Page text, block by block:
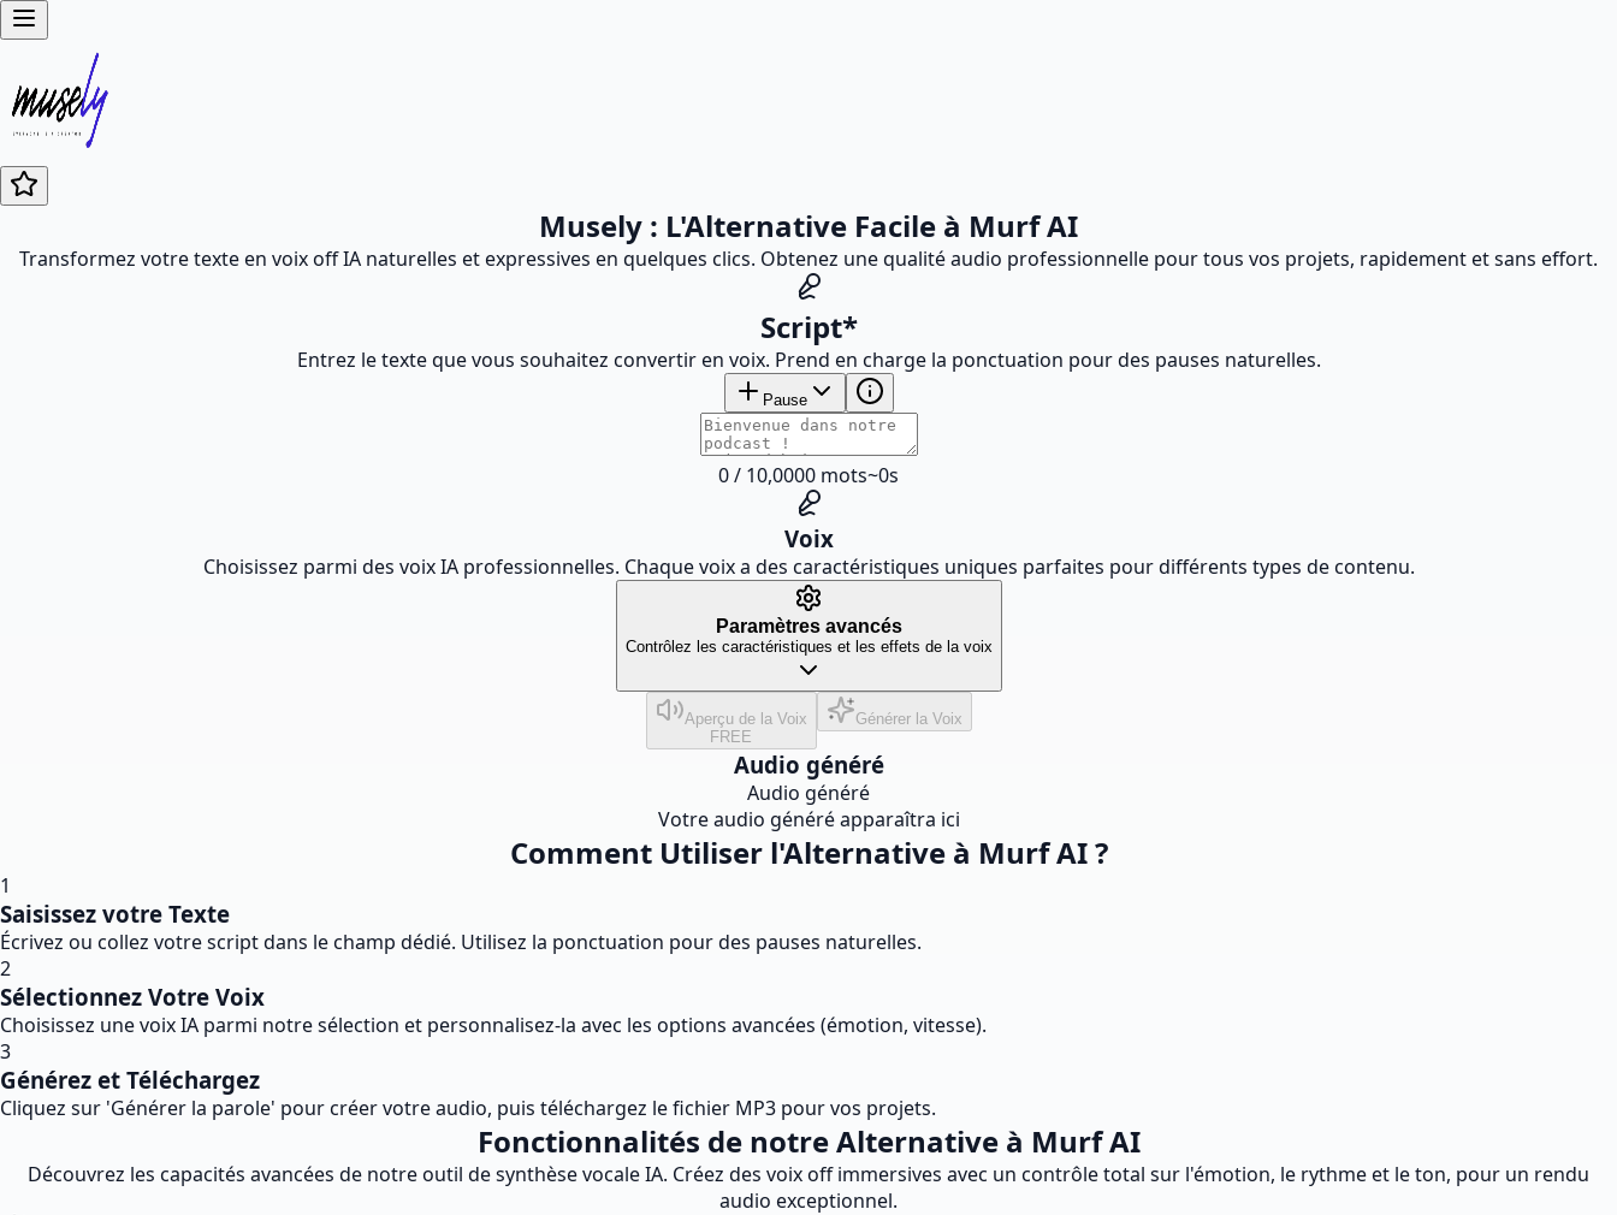
Musely : L'Alternative Facile à Murf AI
Transformez votre texte en voix off IA naturelles et expressives en quelques clics. Obtenez une qualité audio professionnelle pour tous vos projets, rapidement et sans effort.
Script*
Entrez le texte que vous souhaitez convertir en voix. Prend en charge la ponctuation pour des pauses naturelles.
Pause
0/ 10,0000 mots~0s
Voix
Choisissez parmi des voix IA professionnelles. Chaque voix a des caractéristiques uniques parfaites pour différents types de contenu.
Paramètres avancés
Contrôlez les caractéristiques et les effets de la voix
Aperçu de la Voix
FREE
Générer la Voix
Audio généré
Audio généré
Votre audio généré apparaîtra ici
Comment Utiliser l'Alternative à Murf AI ?
1
Saisissez votre Texte
Écrivez ou collez votre script dans le champ dédié. Utilisez la ponctuation pour des pauses naturelles.
2
Sélectionnez Votre Voix
Choisissez une voix IA parmi notre sélection et personnalisez-la avec les options avancées (émotion, vitesse).
3
Générez et Téléchargez
Cliquez sur 'Générer la parole' pour créer votre audio, puis téléchargez le fichier MP3 pour vos projets.
Fonctionnalités de notre Alternative à Murf AI
Découvrez les capacités avancées de notre outil de synthèse vocale IA. Créez des voix off immersives avec un contrôle total sur l'émotion, le rythme et le ton, pour un rendu
audio exceptionnel.